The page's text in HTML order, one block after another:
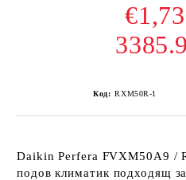
Код: RXM50R-1
Daikin Perfera FVXM50A9 /
подов климатик подходящ